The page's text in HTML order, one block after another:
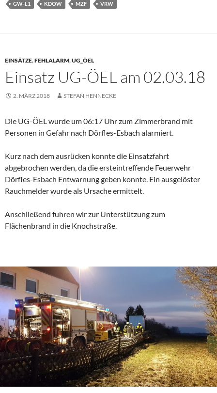
GW-L1 KDOW MZF VRW
EINSÄTZE,FEHLALARM,UG_ÖEL
Einsatz UG-ÖEL am 02.03.18
2. MÄRZ 2018 STEFAN HENNECKE
Die UG-ÖEL wurde um 06:17 Uhr zum Zimmerbrand mit
Personen in Gefahr nach Dörfles-Esbach alarmiert.
Kurz nach dem ausrücken konnte die Einsatzfahrt
abgebrochen werden, da die ersteintreffende Feuerwehr
Dörfles-Esbach Entwarnung geben konnte. Ein ausgelöster
Rauchmelder wurde als Ursache ermittelt.
Anschließend fuhren wir zur Unterstützung zum
Flächenbrand in die Knochstraße.